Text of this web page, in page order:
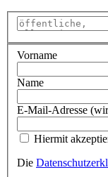
Vorname
Name
E-Mail-Adresse
Hiermit
Die